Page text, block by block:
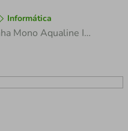
Informática
Linha Mono Aqualine Invisível 0,45Mm 100M 44,8Lb 10 Um